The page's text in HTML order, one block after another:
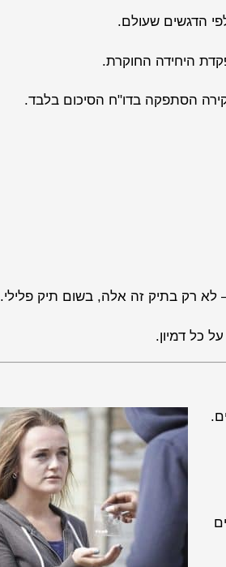
הדגשים שעולם.
הסתפקה בדו"ח הסיכום בלבד.
רק בתיק זה אלה, בשום תיק פלילי.
כל דמיון.